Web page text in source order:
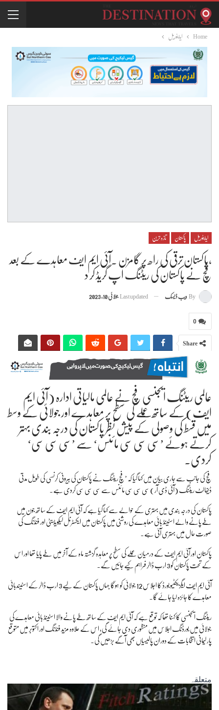
Home ایڈیٹوریل
ایڈیٹوریل پاکستان تازہ ترین
،پاکستان ترقی کی راھ پر گامزن ۔آئی ایم ایف معاہدے کے بعد
فچ نے پاکستان کی ریٹنگ اپ گریڈ کر د
By ویب ڈیسک Last updated جولائی 10, 2023
0
Share
عالمی ریٹنگ ایجنسی فچ نے عالمی مالیاتی ادارہ (آئی ایم
ایف) کے ساتھ عملے کی سطح پر معاہدے اور جولائی کے وسط
میں قسط کی وصولی کے پیش نظر پاکستان کی درجہ بندی بہتر
کرتے ہوئے ’سی سی سی مائنس‘ سے ’سی سی سی‘
کردی۔
فچ کی جانب سے جاری بیان میں کہا گیا کہ ’فچ ریٹنگ نے پاکستان کی بیرونی کرنسی کی طویل مدتی
ڈیفالٹ ریٹنگ (آئی ڈی آر) سی سی سی مائنس سے سی سی سی کردی ہے۔
پاکستان کی درجہ بندی میں بہتری کے حوالے سے کہا گیا ہے کہ آئی ایم ایف کے ساتھ جون میں
طے پانے والے اسٹینڈ بائی معاہدے کی روشنی میں پاکستان میں ایکسٹرنل لیکویڈیٹی اور فنڈنگ کی
صورت حال میں بہتری آئی ہے۔
پاکستان اور آئی ایم ایف کے درمیان عملے کی سطح پر معاہدہ گزشتہ ماہ کے آخر میں طے پایا تھا اور اس
کے تحت پاکستان کو 3 ارب ڈالر فراہم کیے جائیں گے۔
آئی ایم ایف ایگزیکٹیو بورڈ کا اجلاس 12 جولائی کو ہوگا جہاں پاکستان کے لیے 3 ارب ڈالر کے اسٹیندبائی
معاہدے کا جائزہ لیا جائے گا۔
ریٹنگ ایجنسی کا کہنا تھا کہ توقع ہے کہ آئی ایم ایف کے ساتھ طے پانے والا اسٹینڈ بائی معاہدے کی
جولائی میں بورڈنگ اجلاس میں منظوری دی جائے گی، اس کے علاوہ مزید فنڈنگ اور اکتوبر میں متوقع
پارلیمانی انتخابات کے دوران پالیسیاں بھی آگے بڑھیں گی۔